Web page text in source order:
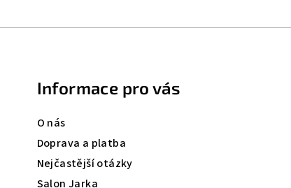
Informace pro vás
O nás
Doprava a platba
Nejčastější otázky
Salon Jarka